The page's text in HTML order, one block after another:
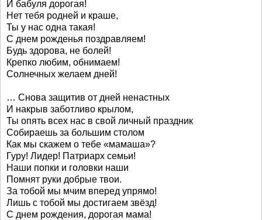
И бабуля дорогая!
Нет тебя родней и краше,
Ты у нас одна такая!
С днем рожденья поздравляем!
Будь здорова, не болей!
Крепко любим, обнимаем!
Солнечных желаем дней!
… Снова защитив от дней ненастных
И накрыв заботливо крылом,
Ты опять всех нас в свой личный праздник
Собираешь за большим столом
Как мы скажем о тебе «мамаша»?
Гуру! Лидер! Патриарх семьи!
Наши попки и головки наши
Помнят руки добрые твои.
За тобой мы мчим вперед упрямо!
Лишь с тобой мы достигаем звёзд!
С днем рождения, дорогая мама!